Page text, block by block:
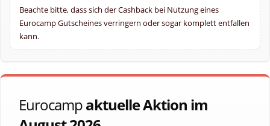
Beachte bitte, dass sich der Cashback bei Nutzung eines
Eurocamp Gutscheines verringern oder sogar komplett entfallen
kann.
Eurocampaktuelle Aktion im